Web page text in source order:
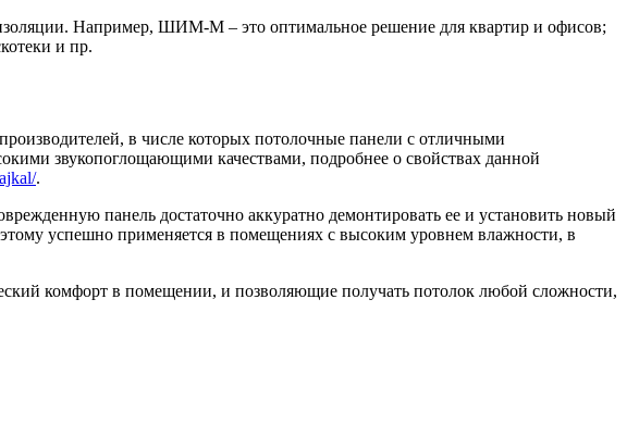
Например, ШИМ-М – это оптимальное решение для квартир и офисов;
и пр.
в числе которых потолочные панели с отличными
звукопоглощающими качествами, подробнее о свойствах данной
.
панель достаточно аккуратно демонтировать ее и установить новый
успешно применяется в помещениях с высоким уровнем влажности, в
комфорт в помещении, и позволяющие получать потолок любой сложности,